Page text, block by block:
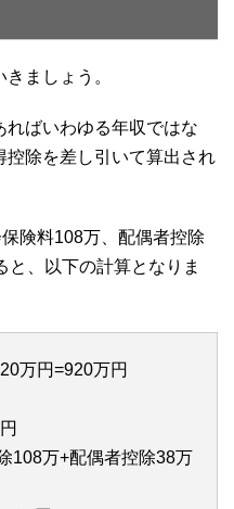
ましょう。
ばいわゆる年収ではな
控除を差し引いて算出され
険料108万、配偶者控除
と、以下の計算となりま
万円=920万円
108万+配偶者控除38万